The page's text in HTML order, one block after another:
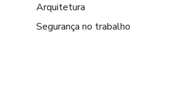
Arquitetura
Segurança no trabalho